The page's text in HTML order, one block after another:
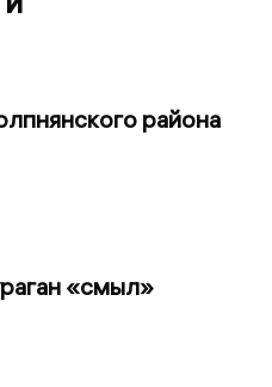
района
«смыл»